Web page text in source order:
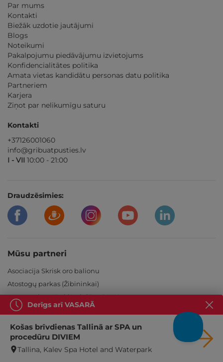
Par mums
Kontakti
Biežāk uzdotie jautājumi
Blogs
Noteikumi
Pakalpojumu piedāvājumu izvietojums
Konfidencialitātes politika
Amata vietas kandidātu personas datu politika
Partneriem
Karjera
Ziņot par nelikumīgu saturu
Kontakti
+37126001060
info@gribuatpusties.lv
I - VII 10:00 - 21:00
Draudzēsimies:
Mūsu partneri
Asociacija Skrisk oro balionu
Atostogų parkas (Žibininkai)
Atpūtas vieta "Buki" MiniZoo BUKS
Auksinės kopos
Baltic Beach Hotel
Baltvilla
Bellevue Park Hotel
Derīgs arī VASARĀ
Košas brīvdienas Tallinā ar SPA un
procedūru DIVIEM
Tallina, Kalev Spa Hotel and Waterpark